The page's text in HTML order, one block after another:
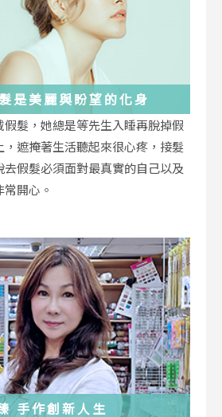
是美麗與盼望的化身
髮，她總是等先生入睡再脫掉假
遮掩著生活聽起來很心疼，接髮
假髮必須面對最真實的自己以及
開心。
手作創新人生